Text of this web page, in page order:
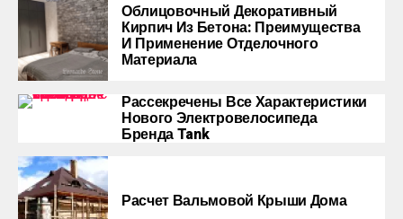
Облицовочный Декоративный
Кирпич Из Бетона: Преимущества
И Применение Отделочного
Материала
Рассекречены Все Характеристики
Нового Электровелосипеда
Бренда Tank
Расчет Вальмовой Крыши Дома